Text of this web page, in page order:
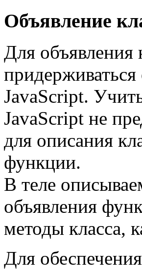
Объявление
Для объявления
JavaScript.
JavaScript не
для описания
функции.
В теле
объявления
методы класса,
Для